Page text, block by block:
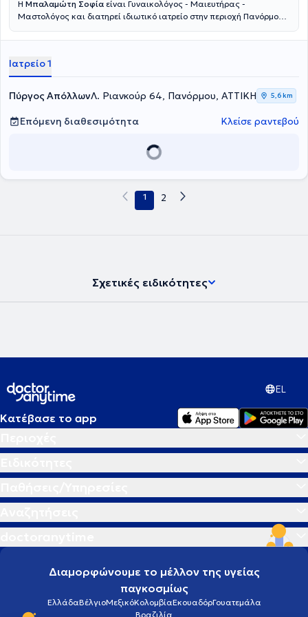
Η Μπαλαμώτη Σοφία είναι Γυναικολόγος - Μαιευτήρας -
Μαστολόγος και διατηρεί ιδιωτικό ιατρείο στην περιοχή Πανόρμου
Αριστοτέλειο Πανεπιστήμιο Θεσσαλονίκης και πραγματοποίησε τις
Εθνικό και Καποδιστριακό Πανεπιστήμιο Αθηνών. Ακόμη, έχει
μετεκπαιδευτεί στη Χειρουργική Ογκολογία του Μαστού στο Frimley
Park Hospital του Ηνωμένου Βασιλείου. Διαθέτει αξιόλογη κλινική
εμπειρία σε Ελλάδα και εξωτερικό και συνεργάζεται με μεγάλες
κλινικές και νοσοκομεία της Αττικής. Ασχολείται με καλοήθεις
παθήσεις του μαστού όπως μαστοδυνία, ινοαδενώματα και κύστεις
στόχο την έγκαιρη διάγνωση και αντιμετώπιση του καρκίνου του
διαθέτει εμπειρία στη διαχείριση καλοήθων γυναικολογικών
παθήσεων που αφορά στη φαρμακευτική και χειρουργική
αναπαραγωγικής ηλικίας, διερεύνηση υπογονιμότητας, συνήθη
προβλήματα εφηβικής γυναικολογίας καθώς και όλο το φάσμα
προληπτικού ελέγχου και λοιπών γυναικολογικών παθήσεων.
Ιατρείο 1
Πύργος ΑπόλλωνΛ. Ριανκούρ 64, Πανόρμου, ΑΤΤΙΚΗ 5,6 km
Επόμενη διαθεσιμότητα Κλείσε ραντεβού
1 2
Σχετικές ειδικότητες
EL
Κατέβασε το app
Διαμορφώνουμε το μέλλον της υγείας
παγκοσμίως
ΕλλάδαΒέλγιοΜεξικόΚολομβίαΕκουαδόρΓουατεμάλα
Βραζιλία